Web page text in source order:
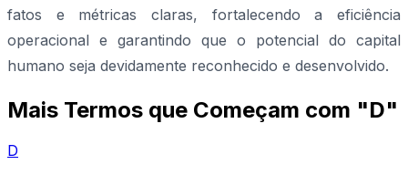
fatos e métricas claras, fortalecendo a eficiência
operacional e garantindo que o potencial do capital
humano seja devidamente reconhecido e desenvolvido.
Mais Termos que Começam com "D"
D